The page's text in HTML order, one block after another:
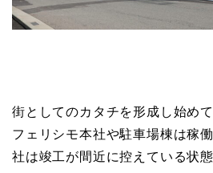
街としてのカタチを形成し始め
フェリシモ本社や駐車場棟は稼
社は竣工が間近に控えている状態